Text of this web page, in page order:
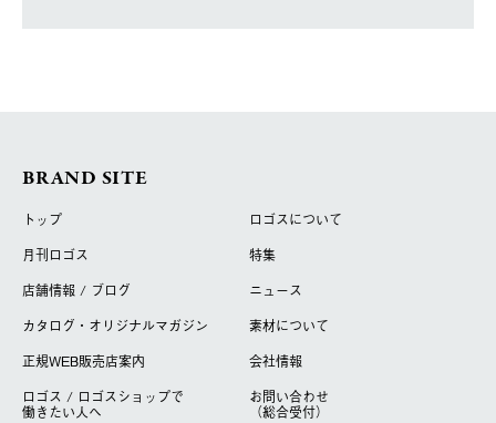
BRAND SITE
トップ
ロゴスについて
月刊ロゴス
特集
店舗情報 / ブログ
ニュース
カタログ・オリジナルマガジン
素材について
正規WEB販売店案内
会社情報
ロゴス / ロゴスショップで
働きたい人へ
お問い合わせ
（総合受付）